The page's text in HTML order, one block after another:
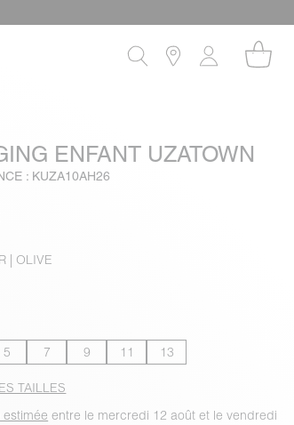
ENFANT UZATOWN
: KUZA10AH26
| OLIVE
5 7 9 11 13
TAILLES
estimée entre le mercredi 12 août et le vendredi